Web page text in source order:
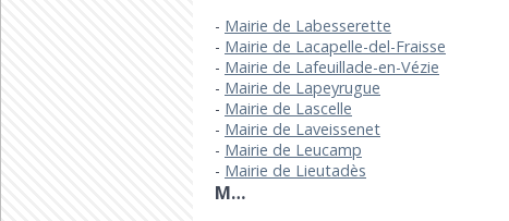
Mairie de Labesserette
Mairie de Lacapelle-del-Fraisse
Mairie de Lafeuillade-en-Vézie
Mairie de Lapeyrugue
Mairie de Lascelle
Mairie de Laveissenet
Mairie de Leucamp
Mairie de Lieutadès
M…